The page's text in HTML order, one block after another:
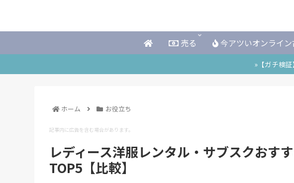
売る 今アツいオンライ
»【ガチ検
ホーム お役立ち
記事内に広告を含む場合があります。
レディース洋服レンタル・サブスクおす
TOP5【比較】